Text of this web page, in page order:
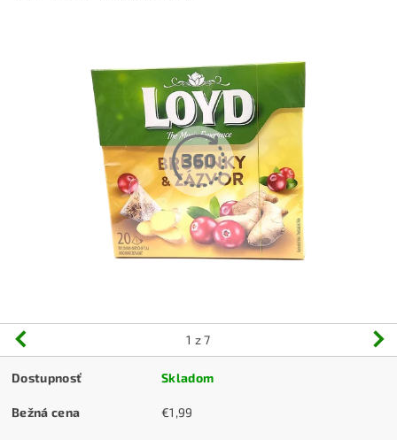
1 z 7
Dostupnosť Skladom
Bežná cena €1,99